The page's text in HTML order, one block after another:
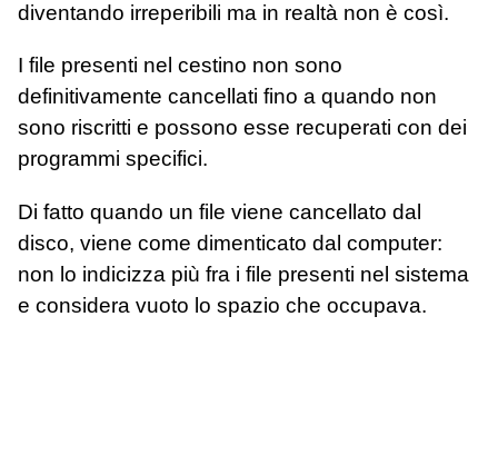
diventando irreperibili ma in realtà non è così.
I file presenti nel cestino non sono
definitivamente cancellati fino a quando non
sono riscritti e possono esse recuperati con dei
programmi specifici.
Di fatto quando un file viene cancellato dal
disco, viene come dimenticato dal computer:
non lo indicizza più fra i file presenti nel sistema
e considera vuoto lo spazio che occupava.